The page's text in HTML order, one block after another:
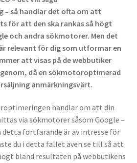
anlita rörläggare
så handlar det ofta om att
för att den ska rankas så högt
och andra sökmotorer. Men det
relevant för dig som utformar en
att visas på de webbutiker
då en sökmotoroptimerad
anmärkningsvärt.
handlar om att din
via sökmotorer såsom Google –
detta fortfarande är av intresse för
du i detta fallet även se till så att
bland resultaten på webbutikens